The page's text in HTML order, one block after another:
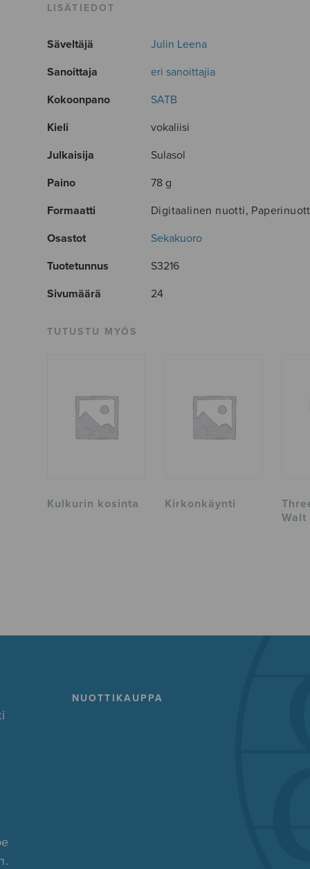
LISÄTIEDOT
Säveltäjä
Julin Leena
Sanoittaja
eri sanoittajia
Kokoonpano
SATB
Kieli
vokaliisi
Julkaisija
Sulasol
Paino
78 g
Formaatti
Digitaalinen nuotti,
Osastot
Sekakuoro
Tuotetunnus
S3216
Sivumäärä
24
TUTUSTU MYÖS
Kulkurin kosinta Kirkonkäynti
Walt
NUOTTIKAUPPA